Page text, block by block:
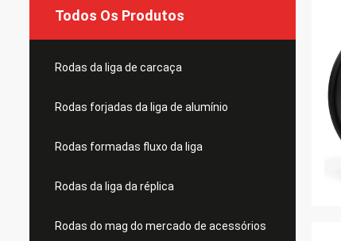
Todos Os Produtos
Rodas da liga de carcaça
Rodas forjadas da liga de alumínio
Rodas formadas fluxo da liga
Rodas da liga da réplica
Rodas do mag do mercado de acessórios